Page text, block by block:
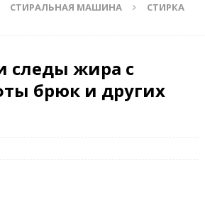
СТИРАЛЬНАЯ МАШИНА
СТИРКА
следы жира с
брюк и других